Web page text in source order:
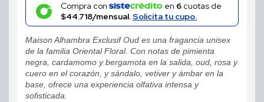
Compra con en 6cuotas de
$44.718/mensual.Solicita tu cupo.
Maison Alhambra Exclusif Oud es una fragancia unisex
de la familia Oriental Floral. Con notas de pimienta
negra, cardamomo y bergamota en la salida, oud, rosa y
cuero en el corazón, y sándalo, vetiver y ámbar en la
base, ofrece una experiencia olfativa intensa y
sofisticada.